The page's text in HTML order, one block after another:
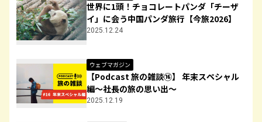
世界に1頭！チョコレートパンダ「チーザ
イ」に会う中国パンダ旅行【今旅2026】
2025.12.24
ウェブマガジン
【Podcast 旅の雑談⑯】 年末スペシャル
編～社長の旅の思い出～
2025.12.19